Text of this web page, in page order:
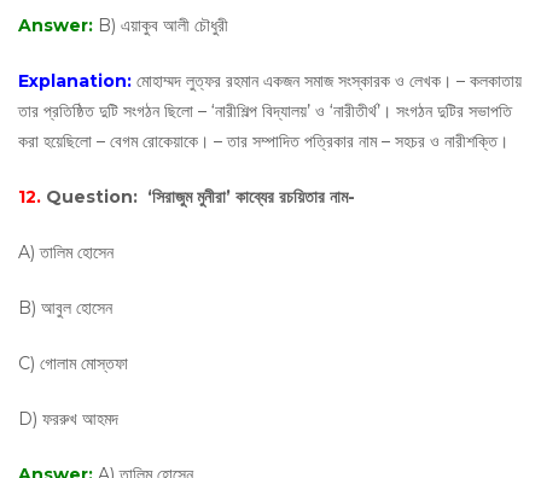
Answer: B) এয়াকুব আলী চৌধুরী
Explanation: মোহাম্মদ লুত্ফ‌র রহমান একজন সমাজ সংস্কারক ও লেখক। – কলকাতায়
তার প্রতিষ্ঠিত দুটি সংগঠন ছিলো – ‘নারীশিল্প বিদ্যালয়’ ও ‘নারীতীর্থ’। সংগঠন দুটির সভাপতি
করা হয়েছিলো – বেগম রোকেয়াকে। – তার সম্পাদিত পত্রিকার নাম – সহচর ও নারীশক্তি।
12. Question: ‘সিরাজুম মুনীরা’ কাব্যের রচয়িতার নাম-
A) তালিম হোসেন
B) আবুল হোসেন
C) গোলাম মোস্তফা
D) ফররুখ আহমদ